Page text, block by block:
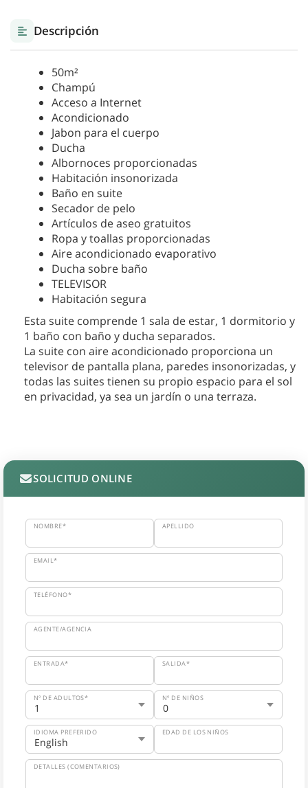
Descripción
50m²
Champú
Acceso a Internet
Acondicionado
Jabon para el cuerpo
Ducha
Albornoces proporcionadas
Habitación insonorizada
Baño en suite
Secador de pelo
Artículos de aseo gratuitos
Ropa y toallas proporcionadas
Aire acondicionado evaporativo
Ducha sobre baño
TELEVISOR
Habitación segura
Esta suite comprende 1 sala de estar, 1 dormitorio y
1 baño con baño y ducha separados.
La suite con aire acondicionado proporciona un
televisor de pantalla plana, paredes insonorizadas, y
todas las suites tienen su propio espacio para el sol
en privacidad, ya sea un jardín o una terraza.
SOLICITUD ONLINE
NOMBRE* APELLIDO
EMAIL*
TELÉFONO*
AGENTE/AGENCIA
ENTRADA* SALIDA*
Nº DE ADULTOS* Nº DE NIÑOS
IDIOMA PREFERIDO EDAD DE LOS NIÑOS
DETALLES (COMENTARIOS)